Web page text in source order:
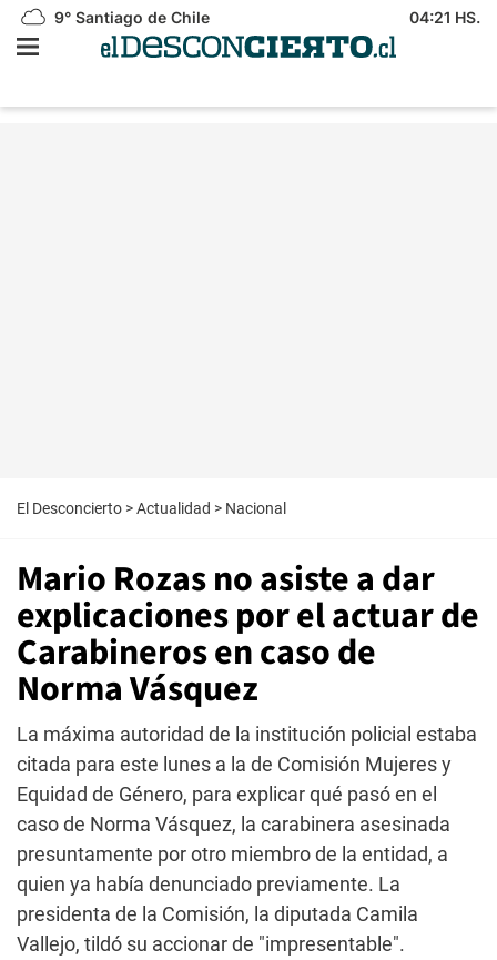
9° Santiago de Chile 04:21 HS.
El Desconcierto >Actualidad > Nacional
Mario Rozas no asiste a dar
explicaciones por el actuar de
Carabineros en caso de
Norma Vásquez
La máxima autoridad de la institución policial estaba
citada para este lunes a la de Comisión Mujeres y
Equidad de Género, para explicar qué pasó en el
caso de Norma Vásquez, la carabinera asesinada
presuntamente por otro miembro de la entidad, a
quien ya había denunciado previamente. La
presidenta de la Comisión, la diputada Camila
Vallejo, tildó su accionar de "impresentable".